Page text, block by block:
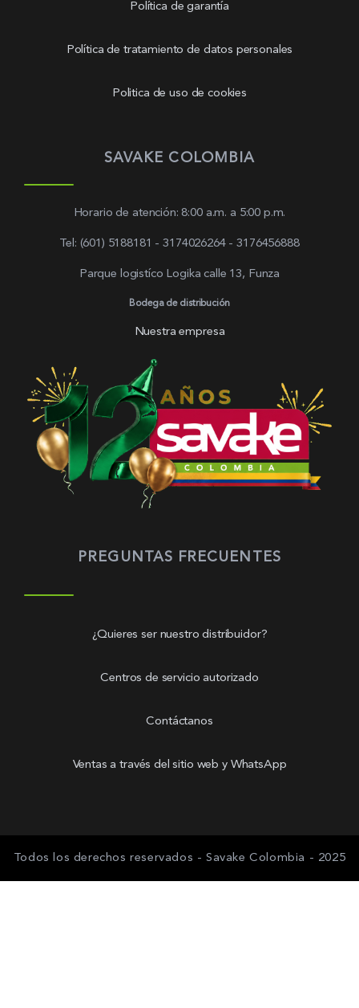
Política de garantía
Política de tratamiento de datos personales
Politica de uso de cookies
SAVAKE COLOMBIA
Horario de atención: 8:00 a.m. a 5:00 p.m.
Tel: (601) 5188181 - 3174026264 - 3176456888
Parque logistíco Logika calle 13, Funza
Bodega de distribución
Nuestra empresa
PREGUNTAS FRECUENTES
¿Quieres ser nuestro distribuidor?
Centros de servicio autorizado
Contáctanos
Ventas a través del sitio web y WhatsApp
Todos los derechos reservados - Savake Colombia - 2025